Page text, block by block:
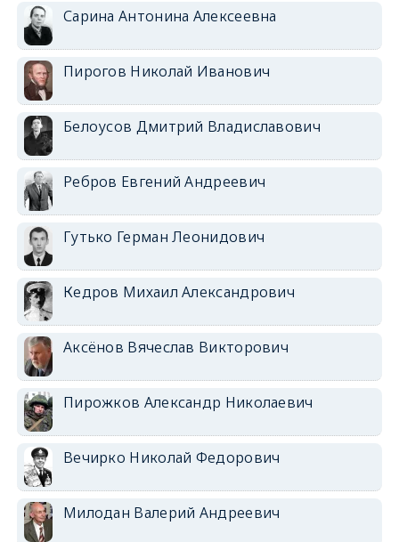
Сарина Антонина Алексеевна
Пирогов Николай Иванович
Белоусов Дмитрий Владиславович
Ребров Евгений Андреевич
Гутько Герман Леонидович
Кедров Михаил Александрович
Аксёнов Вячеслав Викторович
Пирожков Александр Николаевич
Вечирко Николай Федорович
Милодан Валерий Андреевич